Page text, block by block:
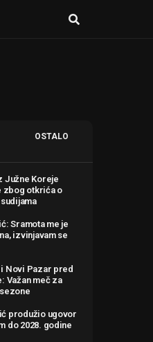
OSTALO
Južne Koreje
zbog otkrića o
Sramota me je
izvinjavam se
Novi Pazar pred
Važan meč za
produžio ugovor
do 2028. godine